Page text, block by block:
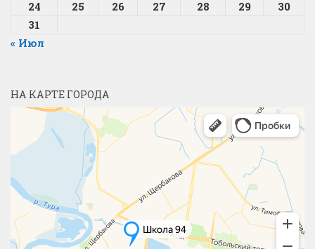
24 25 26 27 28 29
30
31
« Июл
НА КАРТЕ ГОРОДА